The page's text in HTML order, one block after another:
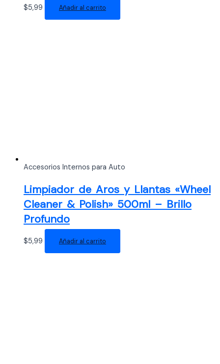
$5,99 Añadir al carrito
Accesorios Internos para Auto
Limpiador de Aros y Llantas «Wheel
Cleaner & Polish» 500ml – Brillo
Profundo
$5,99 Añadir al carrito